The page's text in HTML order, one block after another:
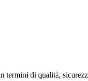
di qualità,